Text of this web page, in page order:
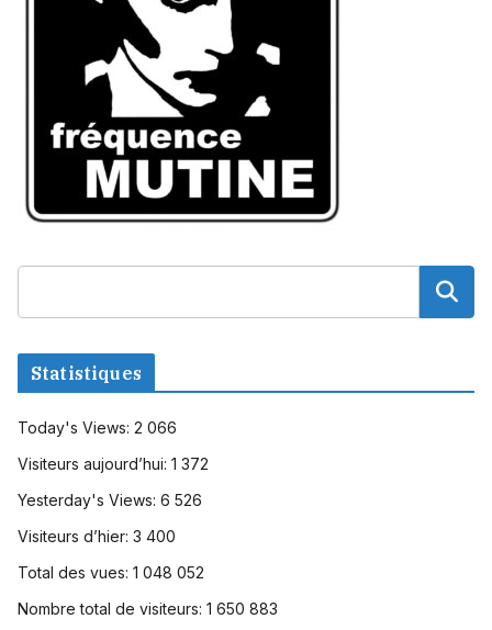
Statistiques
Today's Views: 2 066
Visiteurs aujourd’hui: 1 372
Yesterday's Views: 6 526
Visiteurs d’hier: 3 400
Total des vues: 1 048 052
Nombre total de visiteurs: 1 650 883